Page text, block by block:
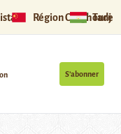
Région Ouïghoure
S’abonner